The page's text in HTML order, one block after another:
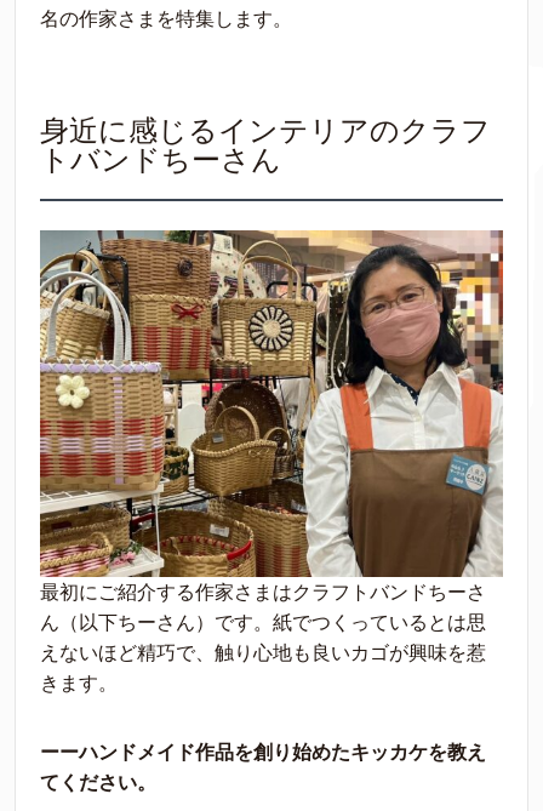
名の作家さまを特集します。
身近に感じるインテリアのクラフ
トバンドちーさん
最初にご紹介する作家さまはクラフトバンドちーさ
ん（以下ちーさん）です。紙でつくっているとは思
えないほど精巧で、触り心地も良いカゴが興味を惹
きます。
ーーハンドメイド作品を創り始めたキッカケを教え
てください。